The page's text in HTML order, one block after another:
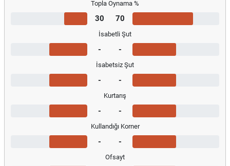
Topla Oynama %
30 70
İsabetli Şut
- -
İsabetsiz Şut
- -
Kurtarış
- -
Kullandığı Korner
- -
Ofsayt